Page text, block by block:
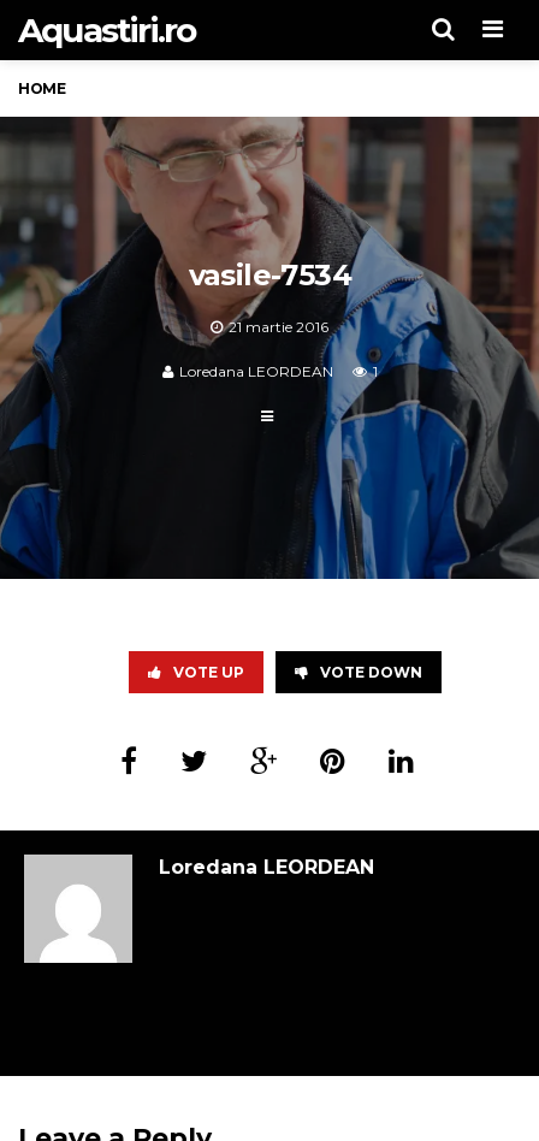
Aquastiri.ro
HOME
vasile-7534
21 martie 2016
Loredana LEORDEAN 1
VOTE UP VOTE DOWN
Loredana LEORDEAN